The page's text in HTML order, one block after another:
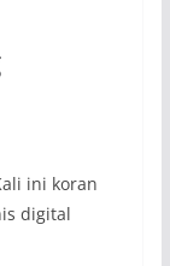
ini koran
digital